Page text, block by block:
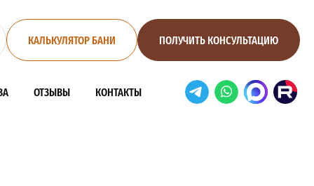
КАЛЬКУЛЯТОР БАНИ ПОЛУЧИТЬ КОНСУЛЬТАЦИЮ
ОТЗЫВЫ КОНТАКТЫ